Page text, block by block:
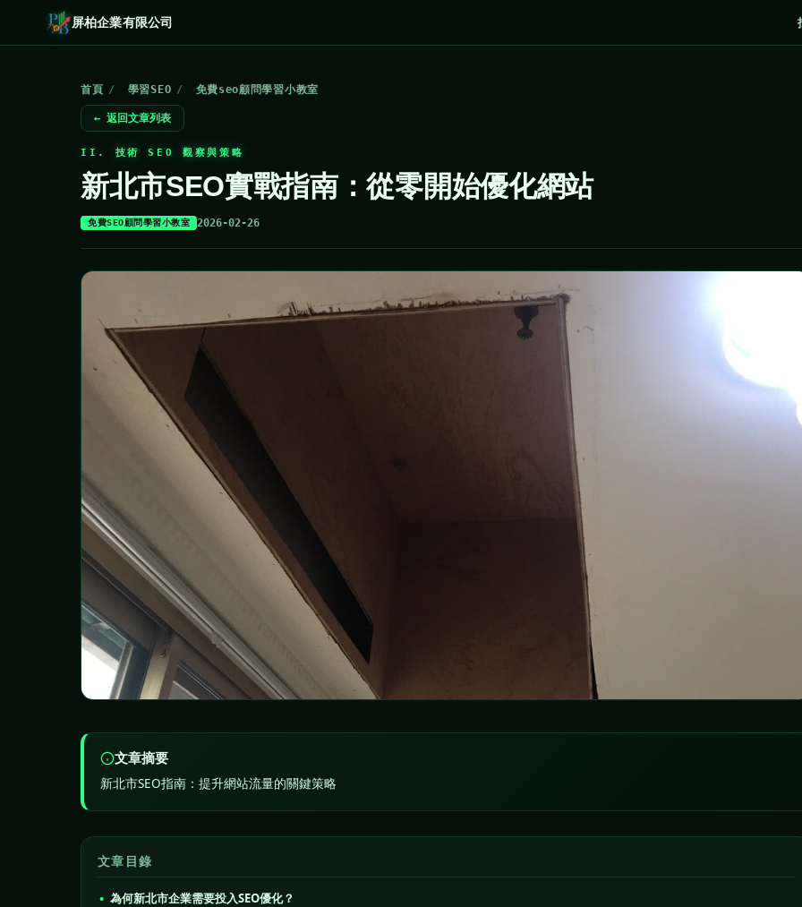
屏柏企業有限公司
首頁 / 學習SEO / 免費seo顧問學習小教室
← 返回文章列表
II. 技術 SEO 觀察與策略
新北市SEO實戰指南：從零開始優化網站
免費SEO顧問學習小教室 2026-02-26
文章摘要
新北市SEO指南：提升網站流量的關鍵策略
文章目錄
為何新北市企業需要投入SEO優化？